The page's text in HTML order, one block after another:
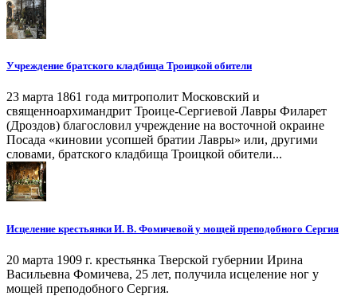
Учреждение братского кладбища Троицкой обители
23 марта 1861 года митрополит Московский и
священноархимандрит Троице-Сергиевой Лавры Филарет
(Дроздов) благословил учреждение на восточной окраине
Посада «киновии усопшей братии Лавры» или, другими
словами, братского кладбища Троицкой обители...
Исцеление крестьянки И. В. Фомичевой у мощей преподобного Сергия
20 марта 1909 г. крестьянка Тверской губернии Ирина
Васильевна Фомичева, 25 лет, получила исцеление ног у
мощей преподобного Сергия.